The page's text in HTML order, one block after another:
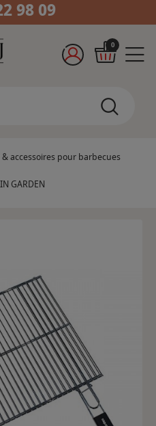
98 09
0
& accessoires pour barbecues
GARDEN